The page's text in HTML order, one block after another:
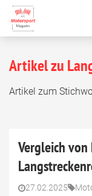
Artikel zu
Artikel zum
Vergleich
27.02.2025